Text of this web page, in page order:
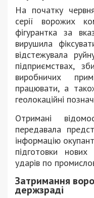
На початку
серії ворожих
фігурантка за
вирушила
відстежувала
підприємствах,
виробничих
працювати, а
геолокаційні
Отримані
передавала
інформацію
підготовки
ударів по
Затримання
держзраді